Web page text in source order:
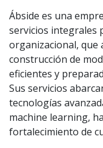
Ábside es una
servicios integrales
organizacional, que
construcción de
eficientes y
Sus servicios
tecnologías
machine learning,
fortalecimiento de